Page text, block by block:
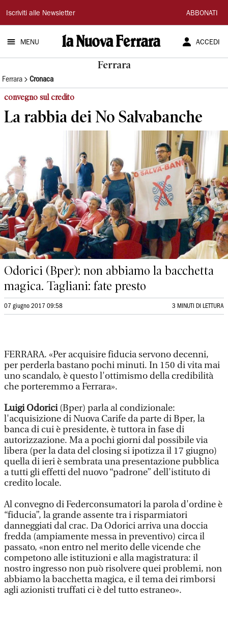
La
Nuova
Ferrara
Iscriviti alle Newsletter ABBONATI
MENU ACCEDI
Ferrara
Ferrara Cronaca
convegno sul credito
La rabbia dei No Salvabanche
Odorici (Bper): non abbiamo la bacchetta
magica. Tagliani: fate presto
07 giugno 2017 09:58 3 MINUTI DI LETTURA
FERRARA. «Per acquisire fiducia servono decenni,
per perderla bastano pochi minuti. In 150 di vita mai
uno scandalo, è questo l'ottimismo della credibilità
che porteremmo a Ferrara».
Luigi Odorici(Bper) parla al condizionale:
l'acquisizione di Nuova Carife da parte di Bper, la
banca di cui è presidente, è tuttora in fase di
autorizzazione. Ma a pochi giorni dal possibile via
libera (per la data del closing si ipotizza il 17 giugno)
quella di ieri è sembrata una presentazione pubblica
a tutti gli effetti del nuovo “padrone” dell'istituto di
credito locale.
Al convegno di Federconsumatori la parola d'ordine è
“fiducia”, la grande assente tra i risparmiatori
danneggiati dal crac. Da Odorici arriva una doccia
fredda (ampiamente messa in preventivo) circa il
passato, «non entro nel merito delle vicende che
competono alle istituzioni e alla magistratura: il
nostro ingresso non può risolvere quei problemi, non
abbiamo la bacchetta magica, e il tema dei rimborsi
agli azionisti truffati ci è del tutto estraneo».